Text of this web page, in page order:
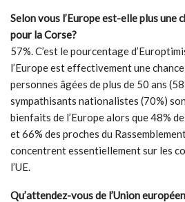
Selon vous l’Europe est-elle plus une
pour la Corse?
57%. C’est le pourcentage
l’Europe est effectivement une
personnes âgées de plus de 50 ans
sympathisants nationalistes (70%)
bienfaits de l’Europe alors que 48%
et 66% des proches du
concentrent essentiellement sur les
l’UE.
Qu’attendez-vous de l’Union